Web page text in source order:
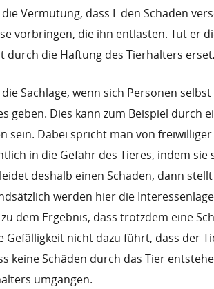
Vermutung, dass L den Schaden
vorbringen, die ihn entlasten. Tut er
durch die Haftung des Tierhalters
Sachlage, wenn sich Personen
geben. Dies kann zum Beispiel durch
sein. Dabei spricht man von
in die Gefahr des Tieres, indem
deshalb einen Schaden, dann
werden hier die
dem Ergebnis, dass trotzdem eine
Gefälligkeit nicht dazu führt, dass der
keine Schäden durch das Tier
umgangen.